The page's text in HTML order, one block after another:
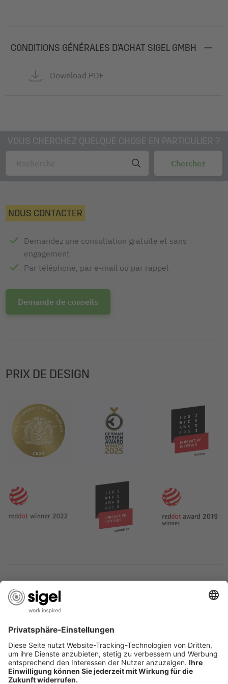
CONDITIONS GÉNÉRALES D'ACHAT SIGEL GMBH
Download PDF
VOUS CHERCHEZ QUELQUE CHOSE EN PARTICULIER ?
NOUS CONTACTER
Demandez une consultation gratuite et sans
engagement
Par téléphone, par e-mail ou par rappel
Demande de conseils
PRIX DE DESIGN
L’ENTREPRISE SIGEL
PAGES UTILES